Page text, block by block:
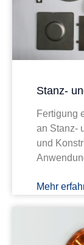
Stanz-
Fertigung
an Stanz-
und
Mehr